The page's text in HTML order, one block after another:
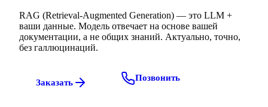
RAG (Retrieval-Augmented Generation) — это LLM +
ваши данные. Модель отвечает на основе вашей
документации, а не общих знаний. Актуально, точно,
без галлюцинаций.
Заказать Позвонить